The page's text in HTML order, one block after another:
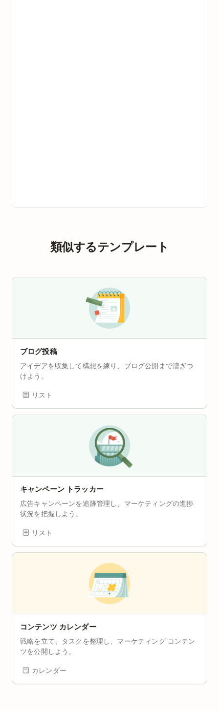
類似するテンプレート
ブログ投稿
アイデアを収集して構想を練り、ブログ公開まで漕ぎつ
けよう。
リスト
キャンペーン トラッカー
広告キャンペーンを追跡管理し、マーケティングの進捗
状況を把握しよう。
リスト
コンテンツ カレンダー
戦略を立て、タスクを整理し、マーケティング コンテン
ツを公開しよう。
カレンダー